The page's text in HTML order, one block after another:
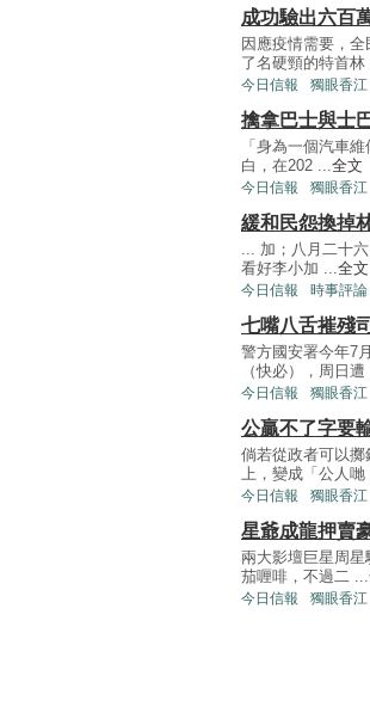
成功驗出六百
因應疫情需要，
了名硬頸的特首林
今日信報 獨眼香江
擒拿巴士與士
「身為一個汽車
白，在202 ...全文
今日信報 獨眼香江
緩和民怨換掉
... 加；八月二十
看好李小加 ...全文
今日信報 時事評論
七嘴八舌摧殘
警方國安署今年7
（快必），周日遭
今日信報 獨眼香江
公贏不了字要
倘若從政者可以
上，變成「公人哋
今日信報 獨眼香江
星爺成龍押賣
兩大影壇巨星周
茄喱啡，不過二 ...
今日信報 獨眼香江